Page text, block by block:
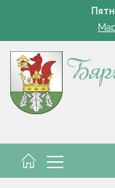
Устранение
Познай свой